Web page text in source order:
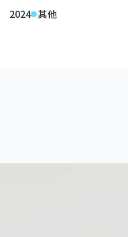
2024 其他